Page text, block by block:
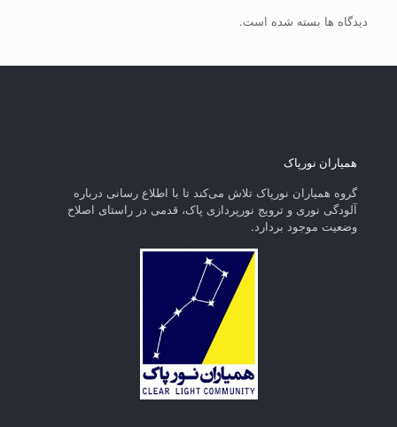
دیدگاه ها بسته شده است.
همیاران نورپاک
گروه همیاران نورپاک تلاش می‌کند تا با اطلاع رسانی درباره
آلودگی نوری و ترویج نورپردازی پاک، قدمی در راستای‌ اصلاح
وضعیت موجود بردارد.